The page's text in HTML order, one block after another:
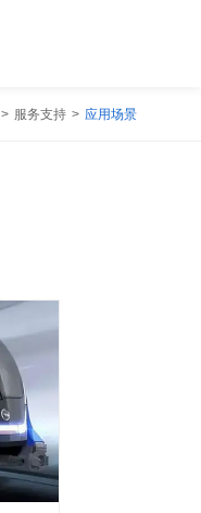
> 服务支持 > 应用场景